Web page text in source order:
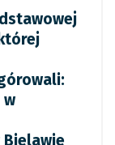
w
Bielawie